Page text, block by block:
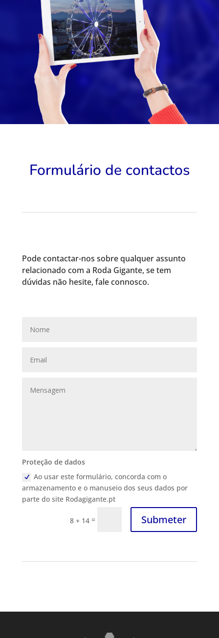
Formulário de contactos
Pode contactar-nos sobre qualquer assunto
relacionado com a Roda Gigante, se tem
dúvidas não hesite, fale connosco.
Proteção de dados
Ao usar este formulário, concorda com o
armazenamento e o manuseio dos seus dados por
parte do site Rodagigante.pt
8 + 14 = Submeter